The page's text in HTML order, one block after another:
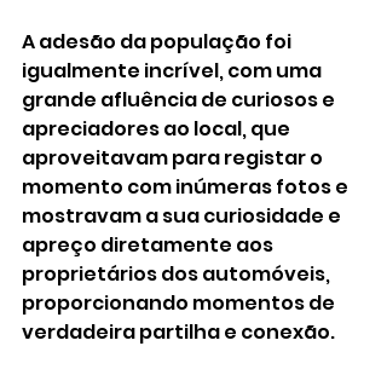
A adesão da população foi
igualmente incrível, com uma
grande afluência de curiosos e
apreciadores ao local, que
aproveitavam para registar o
momento com inúmeras fotos e
mostravam a sua curiosidade e
apreço diretamente aos
proprietários dos automóveis,
proporcionando momentos de
verdadeira partilha e conexão.